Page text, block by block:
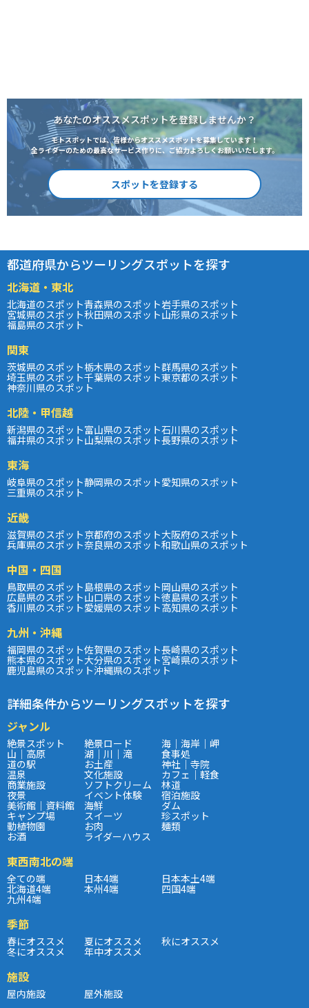
あなたのオススメスポットを登録しませんか？
モトスポットでは、皆様からオススメスポットを募集しています！
全ライダーのための最高なサービス作りに、ご協力よろしくお願いいたします。
スポットを登録する
都道府県からツーリングスポットを探す
北海道・東北
北海道のスポット青森県のスポット岩手県のスポット
宮城県のスポット秋田県のスポット山形県のスポット
福島県のスポット
関東
茨城県のスポット栃木県のスポット群馬県のスポット
埼玉県のスポット千葉県のスポット東京都のスポット
神奈川県のスポット
北陸・甲信越
新潟県のスポット富山県のスポット石川県のスポット
福井県のスポット山梨県のスポット長野県のスポット
東海
岐阜県のスポット静岡県のスポット愛知県のスポット
三重県のスポット
近畿
滋賀県のスポット京都府のスポット大阪府のスポット
兵庫県のスポット奈良県のスポット和歌山県のスポット
中国・四国
鳥取県のスポット島根県のスポット岡山県のスポット
広島県のスポット山口県のスポット徳島県のスポット
香川県のスポット愛媛県のスポット高知県のスポット
九州・沖縄
福岡県のスポット佐賀県のスポット長崎県のスポット
熊本県のスポット大分県のスポット宮崎県のスポット
鹿児島県のスポット沖縄県のスポット
詳細条件からツーリングスポットを探す
ジャンル
絶景スポット 絶景ロード 海｜海岸｜岬
山｜高原 湖｜川｜滝 食事処
道の駅 お土産 神社｜寺院
温泉 文化施設 カフェ｜軽食
商業施設 ソフトクリーム 林道
夜景 イベント体験 宿泊施設
美術館｜資料館 海鮮 ダム
キャンプ場 スイーツ 珍スポット
動植物園 お肉 麺類
お酒 ライダーハウス
東西南北の端
全ての端 日本4端 日本本土4端
北海道4端 本州4端 四国4端
九州4端
季節
春にオススメ 夏にオススメ 秋にオススメ
冬にオススメ 年中オススメ
施設
屋内施設 屋外施設